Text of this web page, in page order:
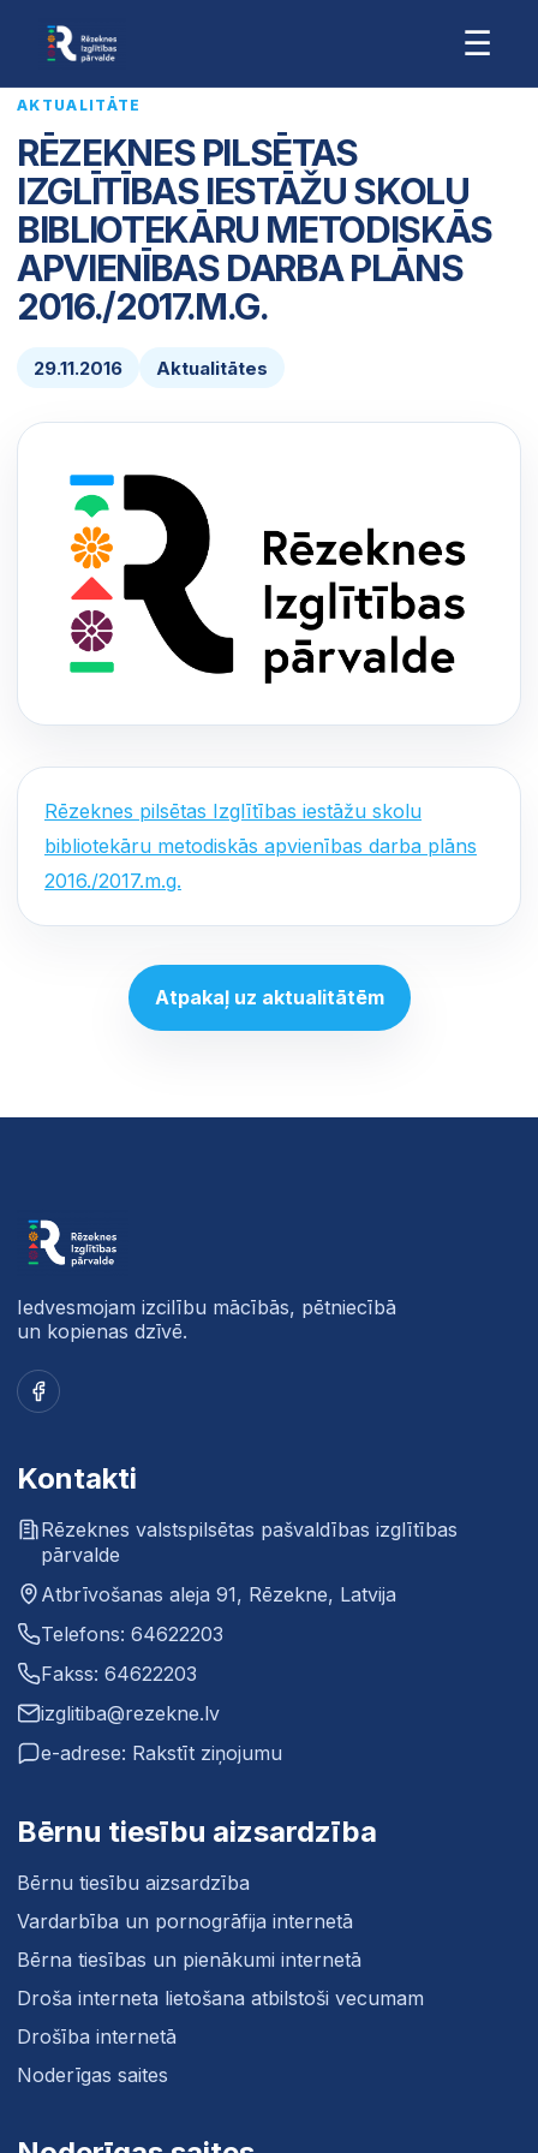
☰
AKTUALITĀTE
RĒZEKNES PILSĒTAS
IZGLĪTĪBAS IESTĀŽU SKOLU
BIBLIOTEKĀRU METODISKĀS
APVIENĪBAS DARBA PLĀNS
2016./2017.M.G.
29.11.2016 Aktualitātes
Rēzeknes pilsētas Izglītības iestāžu skolu
bibliotekāru metodiskās apvienības darba plāns
2016./2017.m.g.
Atpakaļ uz aktualitātēm
Iedvesmojam izcilību mācībās, pētniecībā
un kopienas dzīvē.
Facebook
Kontakti
Rēzeknes valstspilsētas pašvaldības izglītības
pārvalde
Atbrīvošanas aleja 91, Rēzekne, Latvija
Telefons: 64622203
Fakss: 64622203
izglitiba@rezekne.lv
e-adrese: Rakstīt ziņojumu
Bērnu tiesību aizsardzība
Bērnu tiesību aizsardzība
Vardarbība un pornogrāfija internetā
Bērna tiesības un pienākumi internetā
Droša interneta lietošana atbilstoši vecumam
Drošība internetā
Noderīgas saites